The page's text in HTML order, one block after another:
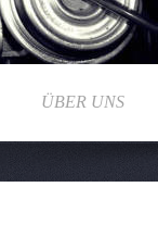
ÜBER UNS